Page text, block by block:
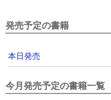
発売予定の書籍
本日発売
今月発売予定の書籍一覧